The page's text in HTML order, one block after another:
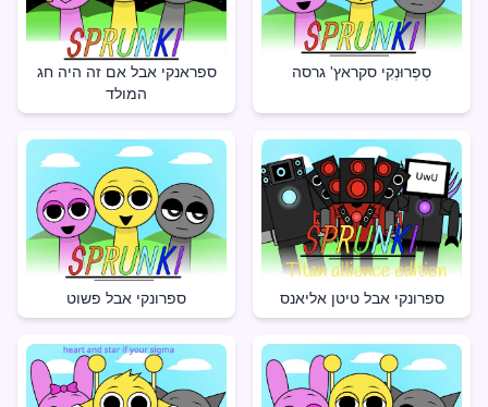
ספראנקי אבל אם זה היה חג
המולד
סְפְרוּנְקִי סקראץ' גרסה
ספרונקי אבל פשוט ספרונקי אבל טיטן אליאנס